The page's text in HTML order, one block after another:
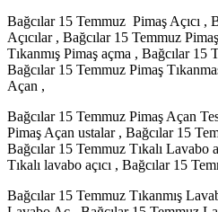
Bağcılar 15 Temmuz Pimaş Açıcı ,
Açıcılar , Bağcılar 15 Temmuz
Tıkanmış Pimaş açma , Bağcılar 15
Bağcılar 15 Temmuz Pimaş
Açan ,
Bağcılar 15 Temmuz Pimaş Açan
Pimaş Açan ustalar , Bağcılar 15
Bağcılar 15 Temmuz Tıkalı Lavabo
Tıkalı lavabo açıcı , Bağcılar 15
Bağcılar 15 Temmuz Tıkanmış